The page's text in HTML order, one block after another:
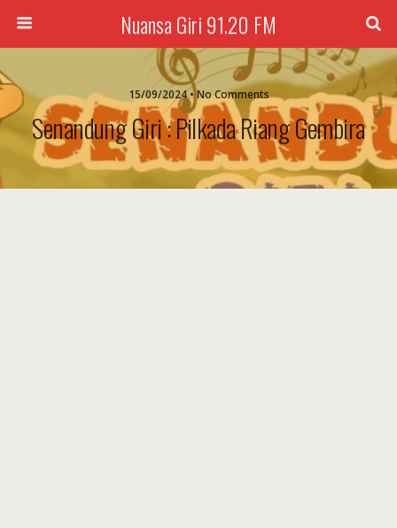
Nuansa Giri 91.20 FM
15/09/2024 • No Comments
Senandung Giri : Pilkada Riang Gembira